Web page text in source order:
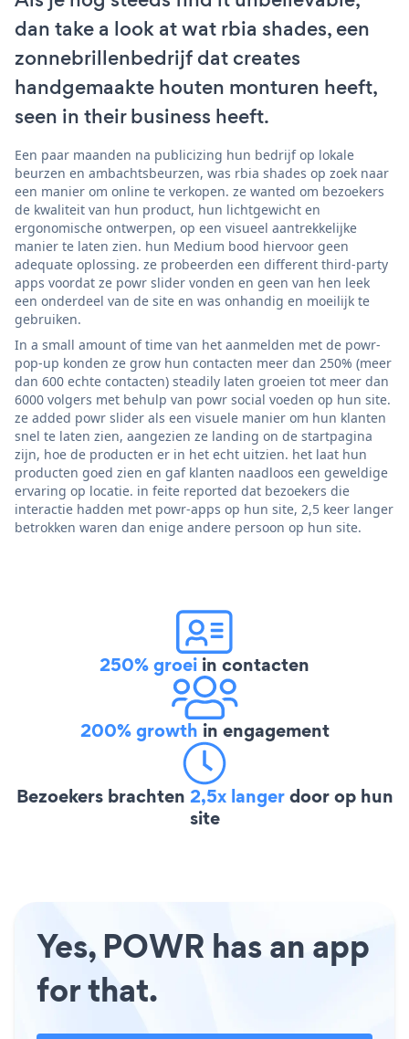
dan take a look at wat rbia shades, een
zonnebrillenbedrijf dat creates
handgemaakte houten monturen heeft,
seen in their business heeft.
Een paar maanden na publicizing hun bedrijf op lokale
beurzen en ambachtsbeurzen, was rbia shades op zoek naar
een manier om online te verkopen. ze wanted om bezoekers
de kwaliteit van hun product, hun lichtgewicht en
ergonomische ontwerpen, op een visueel aantrekkelijke
manier te laten zien. hun Medium bood hiervoor geen
adequate oplossing. ze probeerden een different third-party
apps voordat ze powr slider vonden en geen van hen leek
een onderdeel van de site en was onhandig en moeilijk te
gebruiken.
In a small amount of time van het aanmelden met de powr-
pop-up konden ze grow hun contacten meer dan 250% (meer
dan 600 echte contacten) steadily laten groeien tot meer dan
6000 volgers met behulp van powr social voeden op hun site.
ze added powr slider als een visuele manier om hun klanten
snel te laten zien, aangezien ze landing on de startpagina
zijn, hoe de producten er in het echt uitzien. het laat hun
producten goed zien en gaf klanten naadloos een geweldige
ervaring op locatie. in feite reported dat bezoekers die
interactie hadden met powr-apps op hun site, 2,5 keer langer
betrokken waren dan enige andere persoon op hun site.
250% groei in contacten
200% growth in engagement
Bezoekers brachten 2,5x langerdoor op hun
site
Yes, POWR has an app
for that.